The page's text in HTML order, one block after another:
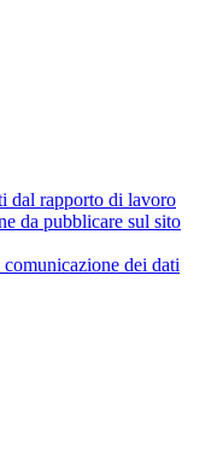
dal rapporto di lavoro
da pubblicare sul sito
dei dati